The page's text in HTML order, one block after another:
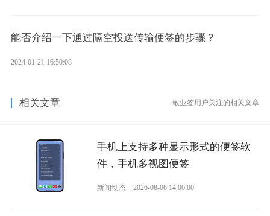
能否介绍一下通过隔空投送传输便签的步骤？
2024-01-21 16:50:08
相关文章 敬业签用户关注的相关文章
手机上支持多种显示形式的便签软
件，手机多视图便签
新闻动态 2026-08-06 14:00:00